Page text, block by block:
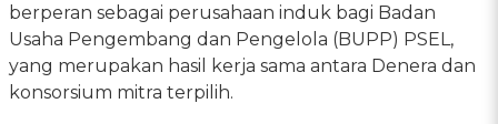
berperan sebagai perusahaan induk bagi Badan
Usaha Pengembang dan Pengelola (BUPP) PSEL,
yang merupakan hasil kerja sama antara Denera dan
konsorsium mitra terpilih.